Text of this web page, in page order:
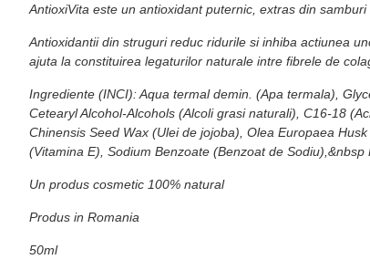
AntioxiVita este un antioxidant puternic, extras din
Antioxidantii din struguri reduc ridurile si inhiba actiunea
ajuta la constituirea legaturilor naturale intre fibrele de
Ingrediente (INCI): Aqua termal demin. (Apa termala),
Cetearyl Alcohol-Alcohols (Alcoli grasi naturali), C16-18
Chinensis Seed Wax (Ulei de jojoba), Olea Europaea
(Vitamina E), Sodium Benzoate (Benzoat de
Un produs cosmetic 100% natural
Produs in Romania
50ml